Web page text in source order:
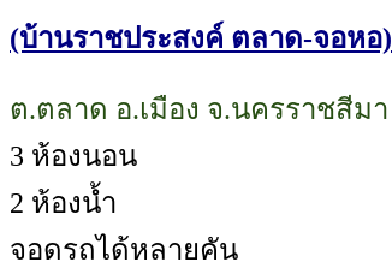
(บ้านราชประสงค์ ตลาด-จอหอ)
ต.ตลาด อ.เมือง จ.นครราชสีมา
3 ห้องนอน
2 ห้องน้ำ
จอดรถได้หลายคัน